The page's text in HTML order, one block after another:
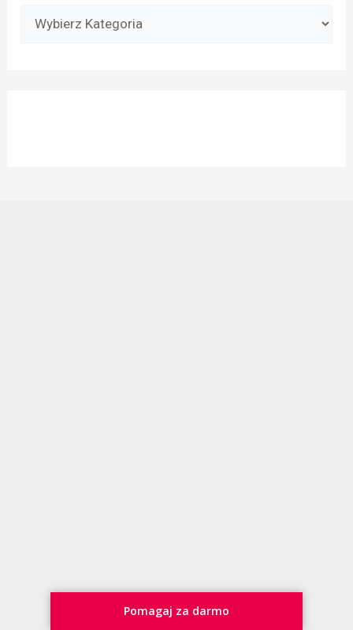
Pomagaj za darmo